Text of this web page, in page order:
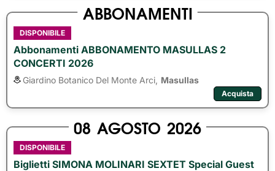
ABBONAMENTI
DISPONIBILE
Abbonamenti ABBONAMENTO MASULLAS 2
CONCERTI 2026
Giardino Botanico Del Monte Arci, Masullas
Acquista
08 AGOSTO 2026
DISPONIBILE
Biglietti SIMONA MOLINARI SEXTET Special Guest